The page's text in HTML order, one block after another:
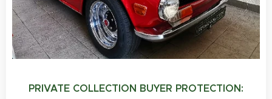
PRIVATE COLLECTION BUYER PROTECTION: